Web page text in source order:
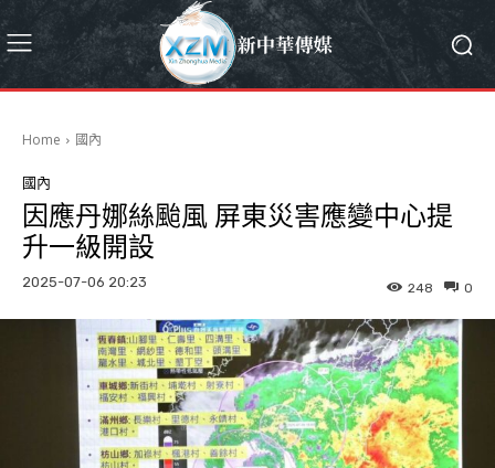
Home 國內
國內
因應丹娜絲颱風 屏東災害應變中心提
升一級開設
2025-07-06 20:23 0
248